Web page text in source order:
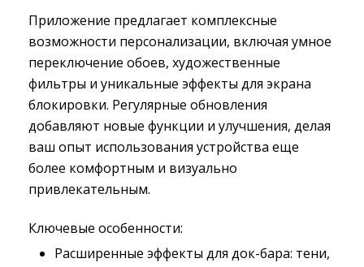
Приложение предлагает комплексные
возможности персонализации, включая умное
переключение обоев, художественные
фильтры и уникальные эффекты для экрана
блокировки. Регулярные обновления
добавляют новые функции и улучшения, делая
ваш опыт использования устройства еще
более комфортным и визуально
привлекательным.
Ключевые особенности:
Расширенные эффекты для док-бара: тени,